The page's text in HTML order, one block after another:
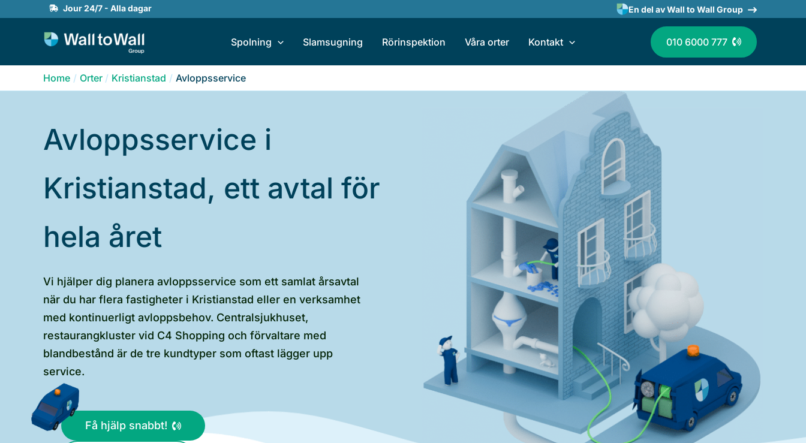
Jour 24/7 - Alla dagar En del av Wall to Wall Group
Spolning Slamsugning Rörinspektion Våra orter Kontakt 010 6000 777
Home Orter Kristianstad Avloppsservice
Avloppsservice i
Kristianstad, ett avtal för
hela året
Vi hjälper dig planera avloppsservice som ett samlat årsavtal
när du har flera fastigheter i Kristianstad eller en verksamhet
med kontinuerligt avloppsbehov. Centralsjukhuset,
restaurangkluster vid C4 Shopping och förvaltare med
blandbestånd är de tre kundtyper som oftast lägger upp
service.
Få hjälp snabbt!